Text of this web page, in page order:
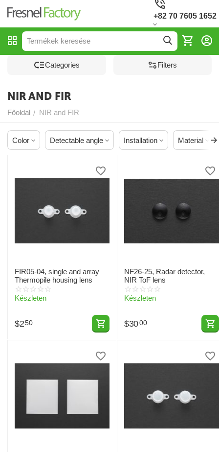
+82 70 7605 1652
Сategories Filters
NIR AND FIR
Főoldal / NIR and FIR
Color Detectable angle Installation Material
FIR05-04, single and array
Thermopile housing lens
Készleten
$250
NF26-25, Radar detector,
NIR ToF lens
Készleten
$3000